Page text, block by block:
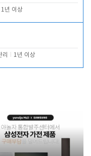
1년 이상
1년 이상